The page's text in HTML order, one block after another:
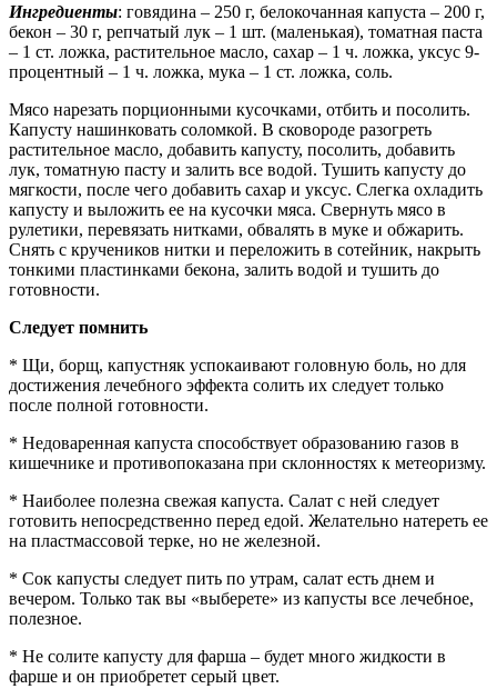
Ингредиенты: говядина – 250 г, белокочанная капуста – 200 г,
бекон – 30 г, репчатый лук – 1 шт. (маленькая), томатная паста
– 1 ст. ложка, растительное масло, сахар – 1 ч. ложка, уксус 9-
процентный – 1 ч. ложка, мука – 1 ст. ложка, соль.
Мясо нарезать порционными кусочками, отбить и посолить.
Капусту нашинковать соломкой. В сковороде разогреть
растительное масло, добавить капусту, посолить, добавить
лук, томатную пасту и залить все водой. Тушить капусту до
мягкости, после чего добавить сахар и уксус. Слегка охладить
капусту и выложить ее на кусочки мяса. Свернуть мясо в
рулетики, перевязать нитками, обвалять в муке и обжарить.
Снять с кручеников нитки и переложить в сотейник, накрыть
тонкими пластинками бекона, залить водой и тушить до
готовности.
Следует помнить
* Щи, борщ, капустняк успокаивают головную боль, но для
достижения лечебного эффекта солить их следует только
после полной готовности.
* Недоваренная капуста способствует образованию газов в
кишечнике и противопоказана при склонностях к метеоризму.
* Наиболее полезна свежая капуста. Салат с ней следует
готовить непосредственно перед едой. Желательно натереть ее
на пластмассовой терке, но не железной.
* Сок капусты следует пить по утрам, салат есть днем и
вечером. Только так вы «выберете» из капусты все лечебное,
полезное.
* Не солите капусту для фарша – будет много жидкости в
фарше и он приобретет серый цвет.